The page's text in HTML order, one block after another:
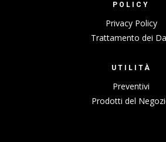
POLICY
Privacy Policy
Trattamento dei
UTILITÀ
Preventivi
Prodotti del